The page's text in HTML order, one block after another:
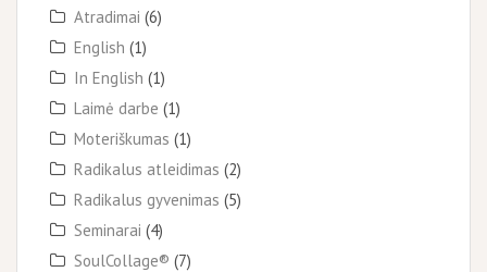
Atradimai (6)
English (1)
In English (1)
Laimė darbe (1)
Moteriškumas (1)
Radikalus atleidimas (2)
Radikalus gyvenimas (5)
Seminarai (4)
SoulCollage® (7)